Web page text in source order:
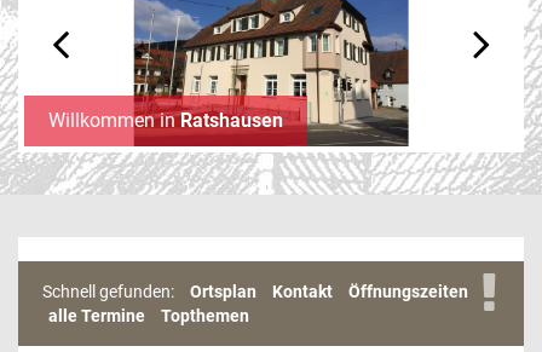
Willkommen inRatshausen
Schnell gefunden: Ortsplan Kontakt
Öffnungszeiten
alle Termine
Topthemen